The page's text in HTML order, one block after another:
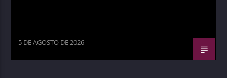
5 DE AGOSTO DE 2026